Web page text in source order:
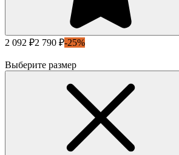
2 092 ₽2 790 ₽-25%
Выберите размер